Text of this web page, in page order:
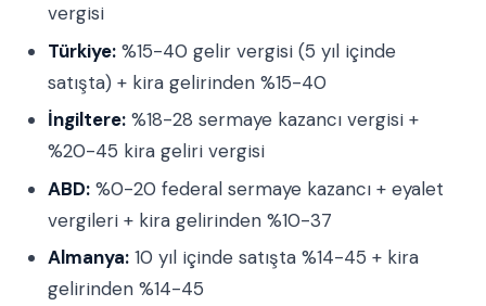
vergisi
Türkiye: %15-40 gelir vergisi (5 yıl içinde
satışta) + kira gelirinden %15-40
İngiltere: %18-28 sermaye kazancı vergisi +
%20-45 kira geliri vergisi
ABD: %0-20 federal sermaye kazancı + eyalet
vergileri + kira gelirinden %10-37
Almanya: 10 yıl içinde satışta %14-45 + kira
gelirinden %14-45